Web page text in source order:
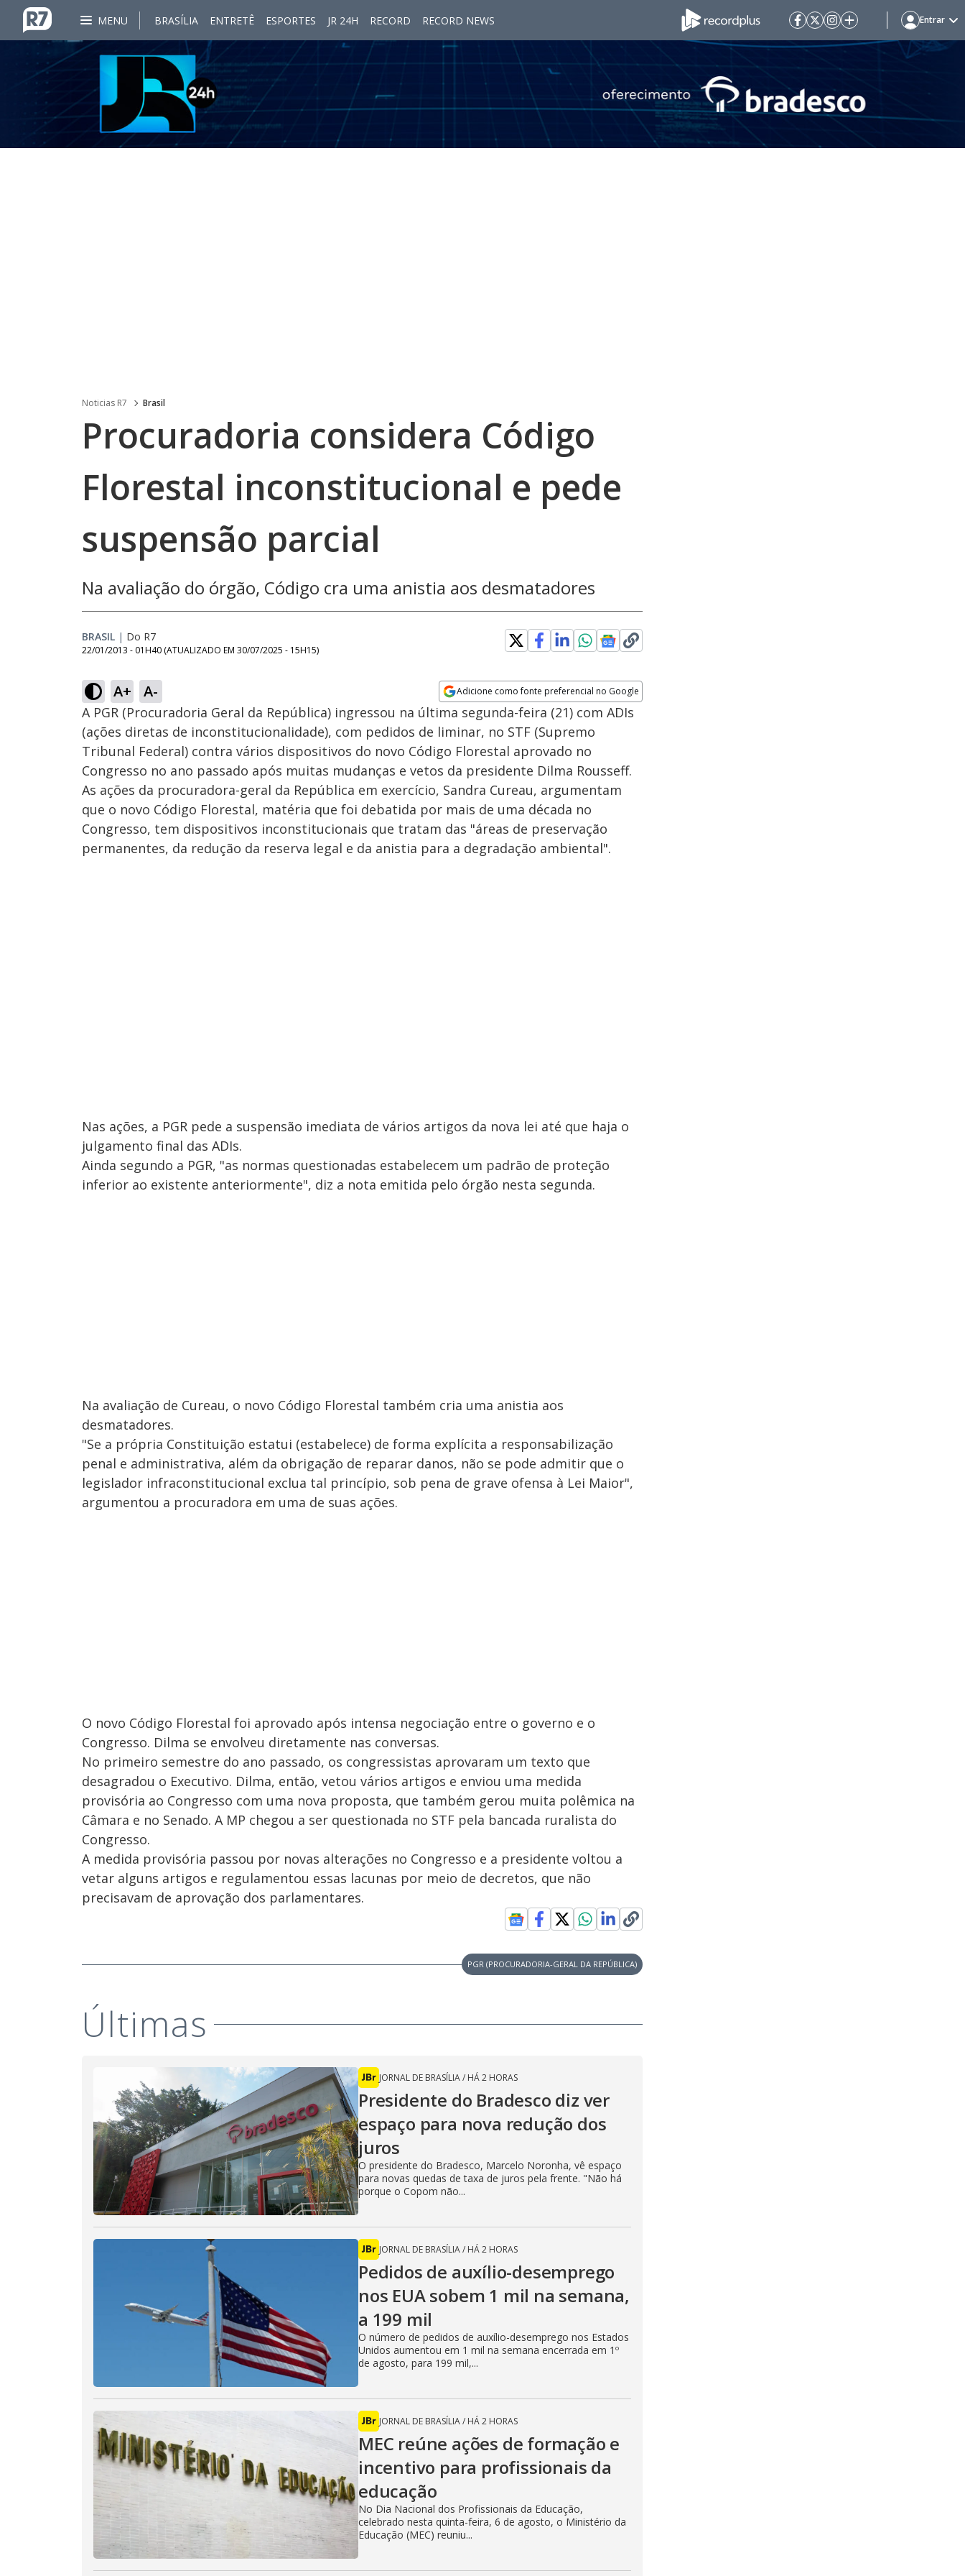
MENU BRASÍLIA ENTRETÊ ESPORTES JR 24H RECORD RECORD NEWS Entrar
Noticias R7 Brasil
Procuradoria considera Código
Florestal inconstitucional e pede
suspensão parcial
Na avaliação do órgão, Código cra uma anistia aos desmatadores
BRASIL | Do R7
22/01/2013 - 01H40 (ATUALIZADO EM 30/07/2025 - 15H15)
A+ A- Adicione como fonte preferencial no Google
Opens in new window
A PGR (Procuradoria Geral da República) ingressou na última segunda-feira (21) com ADIs
(ações diretas de inconstitucionalidade), com pedidos de liminar, no STF (Supremo
Tribunal Federal) contra vários dispositivos do novo Código Florestal aprovado no
Congresso no ano passado após muitas mudanças e vetos da presidente Dilma Rousseff.
As ações da procuradora-geral da República em exercício, Sandra Cureau, argumentam
que o novo Código Florestal, matéria que foi debatida por mais de uma década no
Congresso, tem dispositivos inconstitucionais que tratam das "áreas de preservação
permanentes, da redução da reserva legal e da anistia para a degradação ambiental".
Nas ações, a PGR pede a suspensão imediata de vários artigos da nova lei até que haja o
julgamento final das ADIs.
Ainda segundo a PGR, "as normas questionadas estabelecem um padrão de proteção
inferior ao existente anteriormente", diz a nota emitida pelo órgão nesta segunda.
Na avaliação de Cureau, o novo Código Florestal também cria uma anistia aos
desmatadores.
"Se a própria Constituição estatui (estabelece) de forma explícita a responsabilização
penal e administrativa, além da obrigação de reparar danos, não se pode admitir que o
legislador infraconstitucional exclua tal princípio, sob pena de grave ofensa à Lei Maior",
argumentou a procuradora em uma de suas ações.
O novo Código Florestal foi aprovado após intensa negociação entre o governo e o
Congresso. Dilma se envolveu diretamente nas conversas.
No primeiro semestre do ano passado, os congressistas aprovaram um texto que
desagradou o Executivo. Dilma, então, vetou vários artigos e enviou uma medida
provisória ao Congresso com uma nova proposta, que também gerou muita polêmica na
Câmara e no Senado. A MP chegou a ser questionada no STF pela bancada ruralista do
Congresso.
A medida provisória passou por novas alterações no Congresso e a presidente voltou a
vetar alguns artigos e regulamentou essas lacunas por meio de decretos, que não
precisavam de aprovação dos parlamentares.
PGR (PROCURADORIA-GERAL DA REPÚBLICA)
Últimas
JORNAL DE BRASÍLIA/ HÁ 2 HORAS
Presidente do Bradesco diz ver
espaço para nova redução dos
juros
O presidente do Bradesco, Marcelo Noronha, vê espaço
para novas quedas de taxa de juros pela frente. "Não há
porque o Copom não...
JORNAL DE BRASÍLIA/ HÁ 2 HORAS
Pedidos de auxílio-desemprego
nos EUA sobem 1 mil na semana,
a 199 mil
O número de pedidos de auxílio-desemprego nos Estados
Unidos aumentou em 1 mil na semana encerrada em 1º
de agosto, para 199 mil,...
JORNAL DE BRASÍLIA/ HÁ 2 HORAS
MEC reúne ações de formação e
incentivo para profissionais da
educação
No Dia Nacional dos Profissionais da Educação,
celebrado nesta quinta-feira, 6 de agosto, o Ministério da
Educação (MEC) reuniu...